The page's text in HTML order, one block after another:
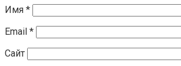
Имя *
Email *
Сайт